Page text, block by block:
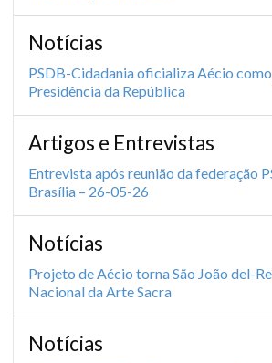
Notícias
PSDB-Cidadania oficializa Aécio
Presidência da República
Artigos e Entrevistas
Entrevista após reunião da federação
Brasília – 26-05-26
Notícias
Projeto de Aécio torna São João del-
Nacional da Arte Sacra
Notícias